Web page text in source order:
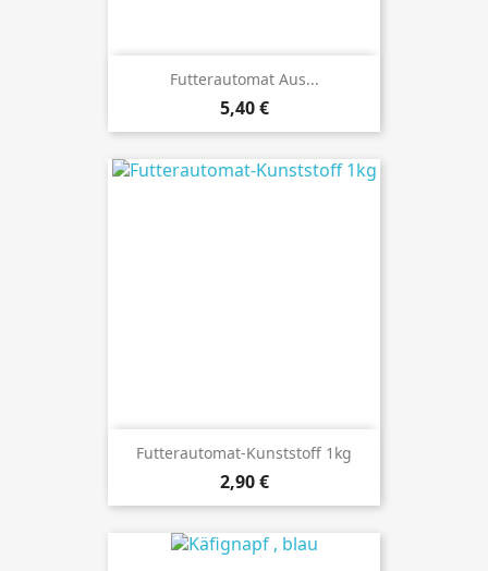
Futterautomat Aus...
Preis
5,40 €
Futterautomat-Kunststoff 1kg
Preis
2,90 €